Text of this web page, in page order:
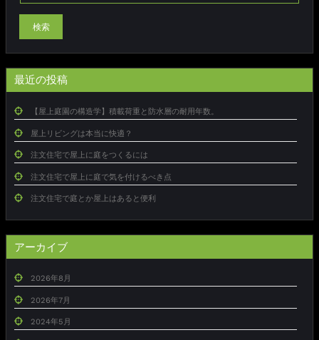
検索
最近の投稿
【屋上庭園の構造学】積載荷重と防水層の耐用年数。
屋上リビングは本当に快適？
注文住宅で屋上に庭をつくるには
注文住宅で屋上に庭で気を付けるべき点
注文住宅で庭とか屋上はあると便利
アーカイブ
2026年8月
2026年7月
2024年5月